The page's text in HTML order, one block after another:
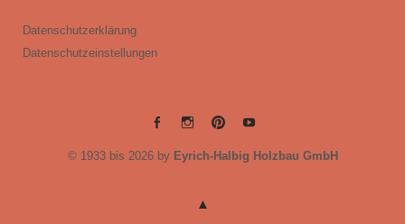
Datenschutzerklärung
Datenschutzeinstellungen
EYRICH-EYRICH-EYRICH-EYRICH-
© 1933 bis 2026 by Eyrich-Halbig Holzbau GmbH